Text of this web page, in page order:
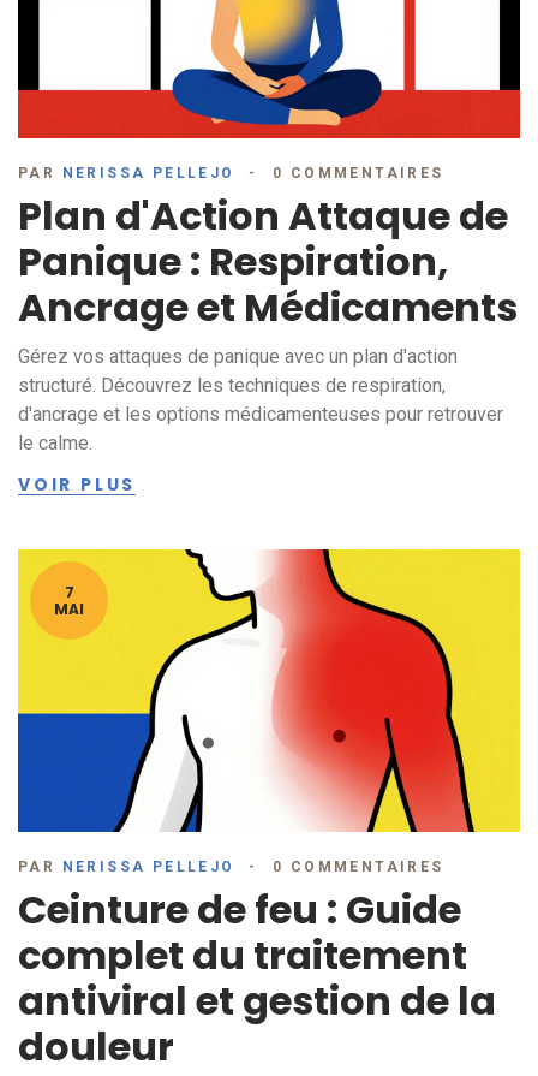
PAR NERISSA PELLEJO 0 COMMENTAIRES
Plan d'Action Attaque de
Panique : Respiration,
Ancrage et Médicaments
Gérez vos attaques de panique avec un plan d'action
structuré. Découvrez les techniques de respiration,
d'ancrage et les options médicamenteuses pour retrouver
le calme.
VOIR PLUS
7
MAI
PAR NERISSA PELLEJO 0 COMMENTAIRES
Ceinture de feu : Guide
complet du traitement
antiviral et gestion de la
douleur